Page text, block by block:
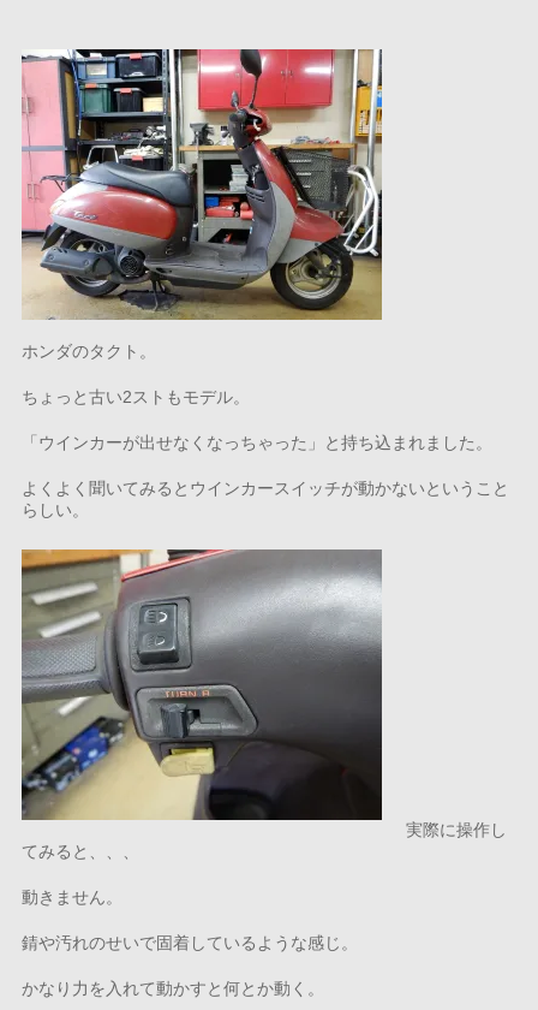
ホンダのタクト。
ちょっと古い2ストもモデル。
「ウインカーが出せなくなっちゃった」と持ち込まれました。
よくよく聞いてみるとウインカースイッチが動かないということ
らしい。
実際に操作し
てみると、、、
動きません。
錆や汚れのせいで固着しているような感じ。
かなり力を入れて動かすと何とか動く。